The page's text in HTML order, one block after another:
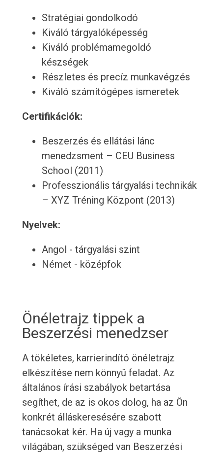
Stratégiai gondolkodó
Kiváló tárgyalóképesség
Kiváló problémamegoldó
készségek
Részletes és precíz munkavégzés
Kiváló számítógépes ismeretek
Certifikációk:
Beszerzés és ellátási lánc
menedzsment – CEU Business
School (2011)
Professzionális tárgyalási technikák
– XYZ Tréning Központ (2013)
Nyelvek:
Angol - tárgyalási szint
Német - középfok
Önéletrajz tippek a
Beszerzési menedzser
A tökéletes, karrierindító önéletrajz
elkészítése nem könnyű feladat. Az
általános írási szabályok betartása
segíthet, de az is okos dolog, ha az Ön
konkrét álláskeresésére szabott
tanácsokat kér. Ha új vagy a munka
világában, szükséged van Beszerzési